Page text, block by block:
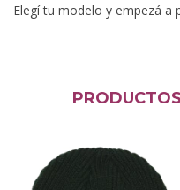
Elegí tu modelo y empezá a